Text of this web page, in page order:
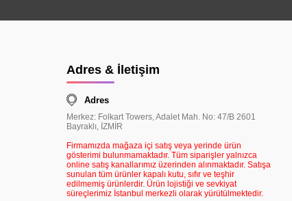
Adres & İletişim
Adres
Merkez: Folkart Towers, Adalet Mah. No: 47/B 2601
Bayraklı, İZMİR
Firmamızda mağaza içi satış veya yerinde ürün
gösterimi bulunmamaktadır. Tüm siparişler yalnızca
online satış kanallarımız üzerinden alınmaktadır. Satışa
sunulan tüm ürünler kapalı kutu, sıfır ve teşhir
edilmemiş ürünlerdir. Ürün lojistiği ve sevkiyat
süreçlerimiz İstanbul merkezli olarak yürütülmektedir.